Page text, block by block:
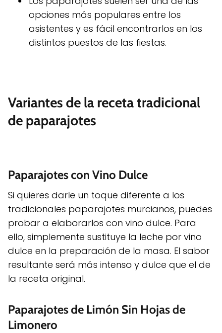
opciones más populares entre los
asistentes y es fácil encontrarlos en los
distintos puestos de las fiestas.
Variantes de la receta tradicional
de paparajotes
Paparajotes con Vino Dulce
Si quieres darle un toque diferente a los
tradicionales paparajotes murcianos, puedes
probar a elaborarlos con vino dulce. Para
ello, simplemente sustituye la leche por vino
dulce en la preparación de la masa. El sabor
resultante será más intenso y dulce que el de
la receta original.
Paparajotes de Limón Sin Hojas de
Limonero